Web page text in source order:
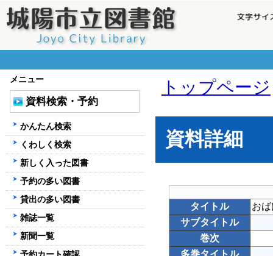
トップページ
資料詳細
タイトル
お
サブタイトル
巻次
多巻タイトル
メニュー
資料検索・予約
かんたん検索
くわしく検索
新しく入った図書
予約の多い図書
貸出の多い図書
雑誌一覧
新聞一覧